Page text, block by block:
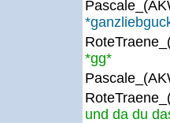
*gg*
und da du